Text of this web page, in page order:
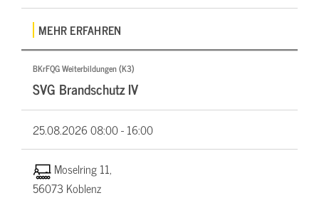
MEHR ERFAHREN
BKrFQG Weiterbildungen (K3)
SVG Brandschutz IV
25.08.202608:00 - 16:00
Moselring 11,
56073 Koblenz